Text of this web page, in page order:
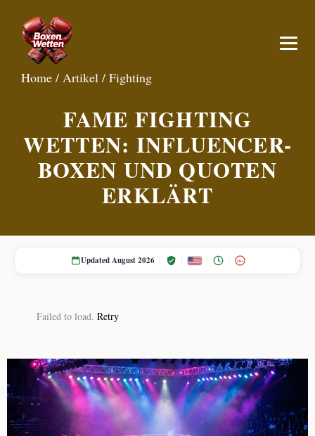
Home / Artikel / Fighting
FAME FIGHTING
WETTEN: INFLUENCER-
BOXEN UND QUOTEN
ERKLÄRT
Updated August 2026 18+
Failed to load. Retry